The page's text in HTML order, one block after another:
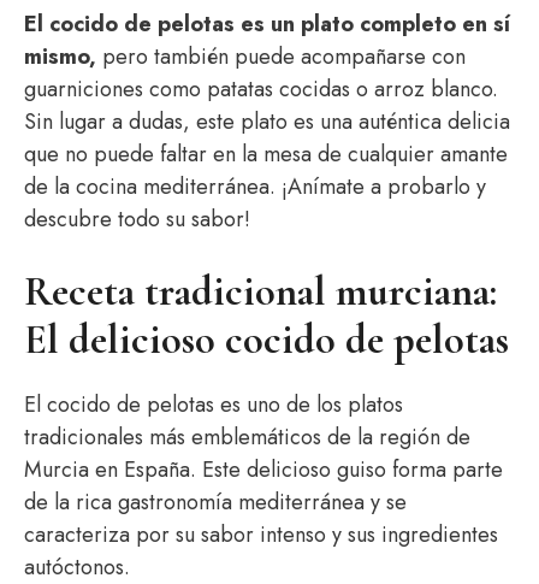
El cocido de pelotas es un plato completo en sí
mismo, pero también puede acompañarse con
guarniciones como patatas cocidas o arroz blanco.
Sin lugar a dudas, este plato es una auténtica delicia
que no puede faltar en la mesa de cualquier amante
de la cocina mediterránea. ¡Anímate a probarlo y
descubre todo su sabor!
Receta tradicional murciana:
El delicioso cocido de pelotas
El cocido de pelotas es uno de los platos
tradicionales más emblemáticos de la región de
Murcia en España. Este delicioso guiso forma parte
de la rica gastronomía mediterránea y se
caracteriza por su sabor intenso y sus ingredientes
autóctonos.